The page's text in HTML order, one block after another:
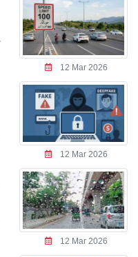
12 Mar 2026
12 Mar 2026
12 Mar 2026